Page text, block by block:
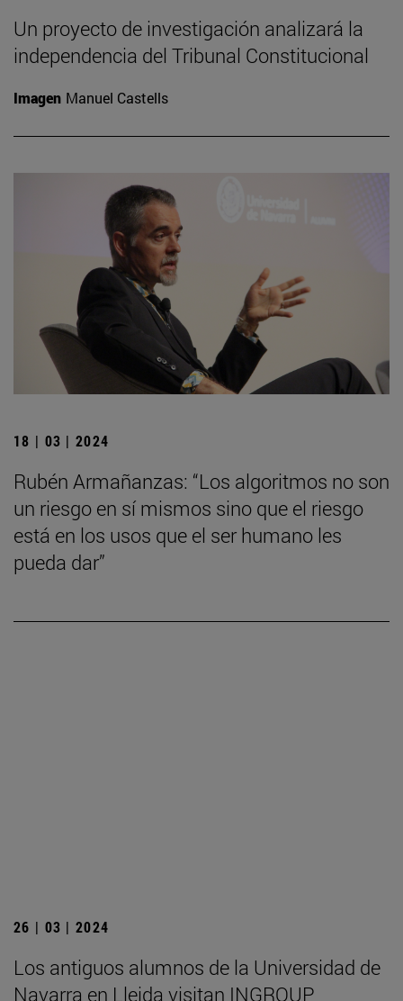
Un proyecto de investigación analizará la
independencia del Tribunal Constitucional
Imagen Manuel Castells
18 | 03 | 2024
Rubén Armañanzas: “Los algoritmos no son
un riesgo en sí mismos sino que el riesgo
está en los usos que el ser humano les
pueda dar”
26 | 03 | 2024
Los antiguos alumnos de la Universidad de
Navarra en Lleida visitan INGROUP